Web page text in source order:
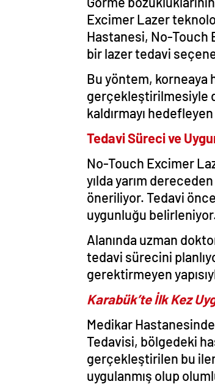
Excimer Lazer
Hastanesi, No-Touch
bir lazer tedavi
Bu yöntem, korneaya
gerçekleştirilmesiyle
kaldırmayı
Tedavi Süreci ve
No-Touch Excimer
yılda yarım
öneriliyor. Tedavi
uygunluğu
Alanında uzman
tedavi sürecini
gerektirmeyen
Karabük’te İlk Kez
Medikar
Tedavisi, bölgedeki
gerçekleştirilen bu
uygulanmış olup